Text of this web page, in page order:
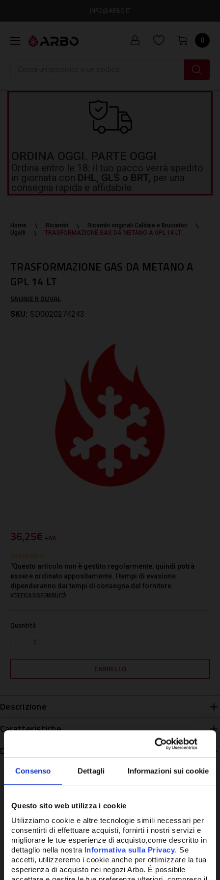
Consenso Dettagli Informazioni sui cookie
Questo sito web utilizza i cookie
Utilizziamo cookie e altre tecnologie simili necessari per
consentirti di effettuare acquisti, fornirti i nostri servizi e
migliorare le tue esperienze di acquisto,come descritto in
dettaglio nella nostra Informativa sulla Privacy. Se
accetti, utilizzeremo i cookie anche per ottimizzare la tua
esperienza di acquisto nei negozi Arbo. É possibile
INFO@ARBO.IT
0
ORDINA OGGI. PARTE OGGI
Ordina entro le 18: il tuo pacco verrà spedito
in giornata con DHL, GLS o BRT, per una
consegna rapida e affidabile.
Home Ricambi
Ricambi originali Caldaie e Bruciatori
Ugelli
TRASFORMAZIONE GAS DA METANO A GPL 14 LT
TRASFORMAZIONE GAS DA METANO A
GPL 14 LT
SAUNIER DUVAL
SKU: SD0020274243
36,25€ + IVA
SU RICHIESTA
"Questo articolo non è gestito regolarmente, quindi potrà
essere ordinato appositamente. I tempi di evasione
dipenderanno dai tempi di consegna del fornitore.
VERIFICA DISPONIBILITÀ
Quantità
Descrizione
Caratteristiche
Disponibilità
Potrebbe anche interessarti